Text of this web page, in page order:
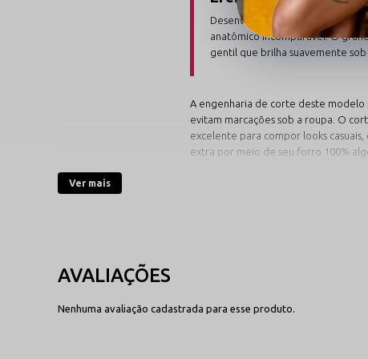
Desenvolvida com algodão
anatômico incomparável. O
gentil que brilha suavemente
A engenharia de corte deste modelo
evitam marcações sob a roupa. O
excelente para compor looks
extra por meio de seu forro 100%
O sinônimo absoluto de frescor,
Ver mais
Nenhuma avaliação cadastrada para esse produto.